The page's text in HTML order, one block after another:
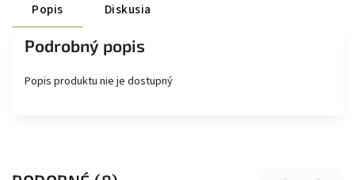
Popis Diskusia
Podrobný popis
Popis produktu nie je dostupný